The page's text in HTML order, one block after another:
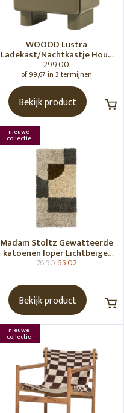
WOOOD Lustra
Ladekast/Nachtkastje Hout
Hoogglans Groen [Fsc]
299,00
of 99,67 in 3 termijnen
Bekijk product
nieuwe
collectie
Madam Stoltz Gewatteerde
katoenen loper Lichtbeige,
gebroken wit, grijs, groen
76,5065,02
Bekijk product
nieuwe
collectie